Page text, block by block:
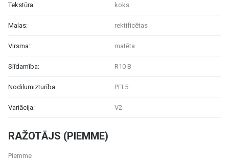
RAŽOTĀJS (PIEMME)
Piemme
Tekstūra: koks
Malas: rektificētas
Virsma: matēta
Slīdamība: R10 B
Nodilumizturība: PEI 5
Variācija: V2